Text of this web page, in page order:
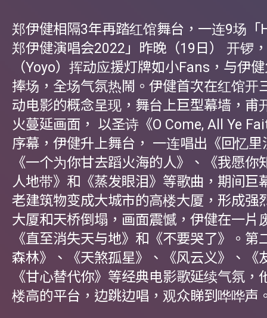
郑伊健相隔3年再踏红馆舞台，一连9场「
郑伊健演唱会2022」昨晚（19日） 开锣
（Yoyo）挥动应援灯牌如小Fans，与伊
捧场，全场气氛热鬧。伊健首次在红馆开
动电影的概念呈现，舞台上巨型幕墙，甫
火蔓延画面， 以圣诗《O Come, All Ye
序幕，伊健升上舞台， 一连唱出《回忆
《一个为你甘去蹈火海的人》、《我愿你
人地带》和《蒸发眼泪》等歌曲，期间巨
老建筑物变成大城市的高楼大厦，形成强
大厦和天桥倒塌，画面震憾，伊健在一片
《直至消失天与地》和《不要哭了》。第
森林》、《天煞孤星》、《风云义》、《
《甘心替代你》等经典电影歌延续气氛，
楼高的平台，边跳边唱，观众睇到哗哗声